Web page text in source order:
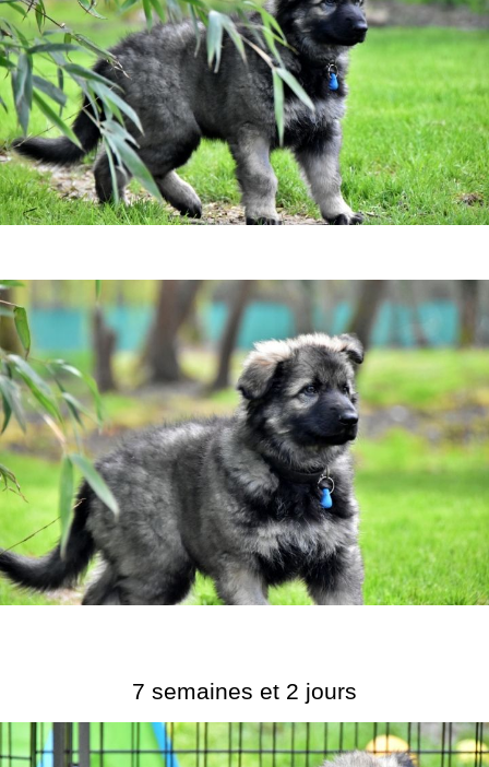
7 semaines et 2 jours